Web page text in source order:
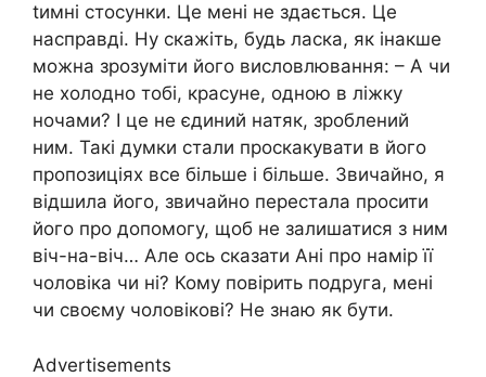
tимні стосунки. Це мені не здається. Це
насправді. Ну скажіть, будь ласка, як інакше
можна зрозуміти його висловлювання: – А чи
не холодно тобі, красуне, одною в ліжку
ночами? І це не єдиний натяк, зроблений
ним. Такі думки стали проскакувати в його
пропозиціях все більше і більше. Звичайно, я
відшила його, звичайно перестала просити
його про допомогу, щоб не залишатися з ним
віч-на-віч… Але ось сказати Ані про намір її
чоловіка чи ні? Кому повірить подруга, мені
чи своєму чоловікові? Не знаю як бути.
Advertisements